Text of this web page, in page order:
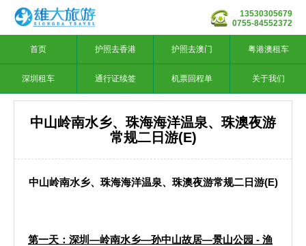
13530305679
0755-84552372
首页 护照去香港 护照去澳门 粤港澳租车
深圳租车 通行证续签 机票回程单 关于我们
中山岭南水乡、珠海海洋温泉、珠澳夜游
常规二日游(E)
中山岭南水乡、珠海海洋温泉、珠澳夜游常规二日游(E)
第一天：深圳—岭南水乡—孙中山故居—景山公园 - 渔